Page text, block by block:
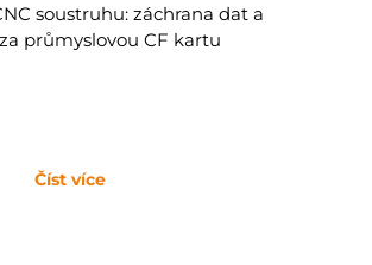
soustruhu: záchrana dat a
průmyslovou CF kartu
Číst více